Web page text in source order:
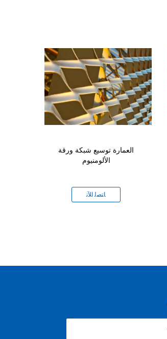
العمارة توسيع شبكة ورقة
الألومنيوم
ﺎﺘﺼﻟ ﺍﻶﻧ